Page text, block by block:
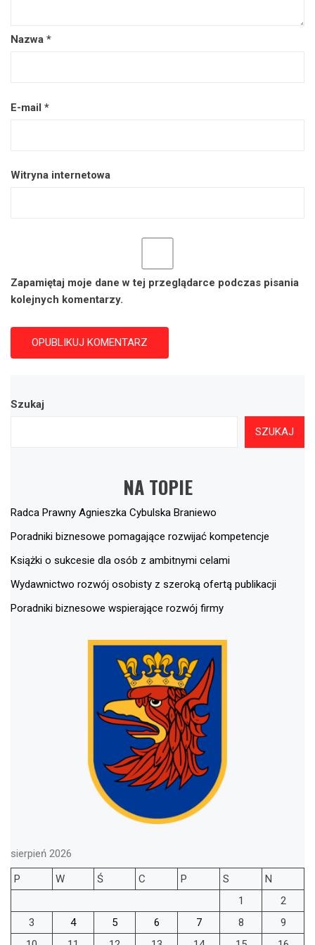
Nazwa *
E-mail *
Witryna internetowa
Zapamiętaj moje dane w tej przeglądarce podczas pisania
kolejnych komentarzy.
Szukaj
SZUKAJ
NA TOPIE
Radca Prawny Agnieszka Cybulska Braniewo
Poradniki biznesowe pomagające rozwijać kompetencje
Książki o sukcesie dla osób z ambitnymi celami
Wydawnictwo rozwój osobisty z szeroką ofertą publikacji
Poradniki biznesowe wspierające rozwój firmy
sierpień 2026
P
W Ś C P S
N
1
2
3
4 5 6 7 8
9